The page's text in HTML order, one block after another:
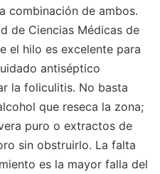
combinación de ambos.
de Ciencias Médicas de
el hilo es excelente para
antiséptico
la foliculitis. No basta
que reseca la zona;
puro o extractos de
sin obstruirlo. La falta
es la mayor falla del